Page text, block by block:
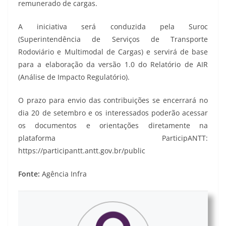
remunerado de cargas.
A iniciativa será conduzida pela Suroc
(Superintendência de Serviços de Transporte
Rodoviário e Multimodal de Cargas) e servirá de base
para a elaboração da versão 1.0 do Relatório de AIR
(Análise de Impacto Regulatório).
O prazo para envio das contribuições se encerrará no
dia 20 de setembro e os interessados poderão acessar
os documentos e orientações diretamente na
plataforma ParticipANTT:
https://participantt.antt.gov.br/public
Fonte: Agência Infra